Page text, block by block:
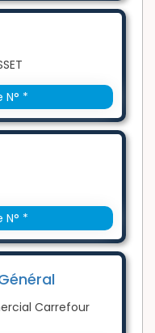
*
*
Carrefour